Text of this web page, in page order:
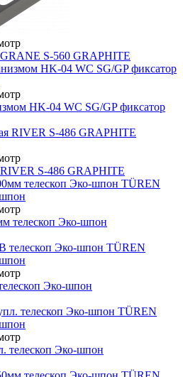
GRANE S-560 GRAPHITE
HK-04 WC SG/GP фиксатор
RIVER S-486 GRAPHITE
телескоп Эко-шпон
Эко-шпон
телескоп Эко-шпон